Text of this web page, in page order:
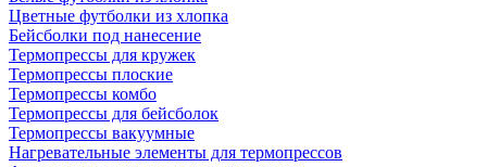
Цветные футболки из хлопка
Бейсболки под нанесение
Термопрессы для кружек
Термопрессы плоские
Термопрессы комбо
Термопрессы для бейсболок
Термопрессы вакуумные
Нагревательные элементы для термопрессов